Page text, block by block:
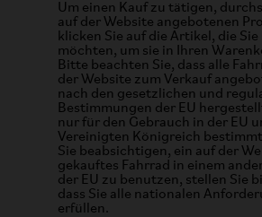
Um einen Kauf zu tätigen,
auf der Website angebotenen
klicken Sie auf die Artikel, die Sie
möchten, um sie in Ihren
Bitte beachten Sie, dass alle
der Website zum Verkauf
nach den gesetzlichen und
Bestimmungen der EU
nur für den Gebrauch in der EU
Vereinigten Königreich
Sie beabsichtigen, ein auf der
gekauftes Fahrrad in einem
der EU zu benutzen, stellen Sie
dass Sie alle nationalen
erfüllen.